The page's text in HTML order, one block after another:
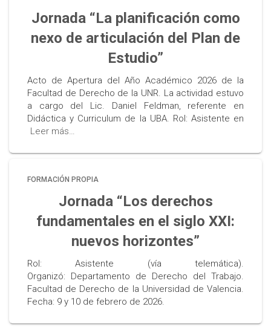
Jornada “La planificación como
nexo de articulación del Plan de
Estudio”
Acto de Apertura del Año Académico 2026 de la
Facultad de Derecho de la UNR. La actividad estuvo
a cargo del Lic. Daniel Feldman, referente en
Didáctica y Curriculum de la UBA. Rol: Asistente en
Leer más…
FORMACIÓN PROPIA
Jornada “Los derechos
fundamentales en el siglo XXI:
nuevos horizontes”
Rol: Asistente (vía telemática).
Organizó: Departamento de Derecho del Trabajo.
Facultad de Derecho de la Universidad de Valencia.
Fecha: 9 y 10 de febrero de 2026.